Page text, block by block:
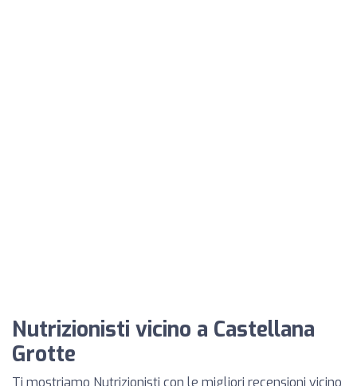
Nutrizionisti vicino a Castellana
Grotte
Ti mostriamo Nutrizionisti con le migliori recensioni vicino